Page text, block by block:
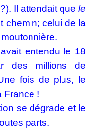
Il attendait que le
chemin; celui de la
entendu le 18
des millions de
fois de plus, le
France !
se dégrade et le
parts.